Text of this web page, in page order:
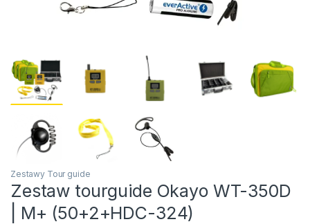
Zestawy Tour guide
Zestaw tourguide Okayo WT-350D
| M+ (50+2+HDC-324)